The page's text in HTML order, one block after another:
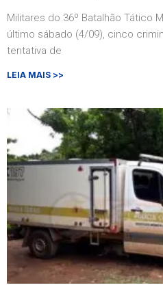
Militares do 36º Batalhão Tático
último sábado (4/09), cinco
tentativa de
LEIA MAIS >>